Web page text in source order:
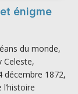
énigme
du monde,
Celeste,
décembre 1872,